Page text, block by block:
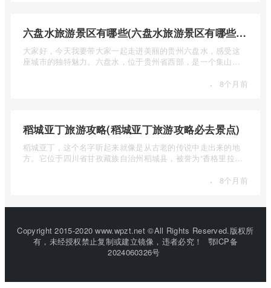
六盘水旅游景区有哪些(六盘水旅游景区有哪些景点值得去)
大家好，今天我要带大家一起走进美丽的贵州六盘水，感受这
座城市的独特魅力。六盘水，位于贵州省西部，是一个集山水
· 8个月前
稻城亚丁旅游攻略(稻城亚丁旅游攻略必去景点)
稻城亚丁，这个名字听起来就像是从古老的传说中走出来的地
方。它位于四川省甘孜藏族自治州稻城县，被誉为“香格里拉的
· 8个月前
Copyright 2015-2020 www.wpzt.net ©All Rights Reserved.版权所
有，未经授权禁止复制或建立镜像，违者必究！
鄂ICP备
2024060326号